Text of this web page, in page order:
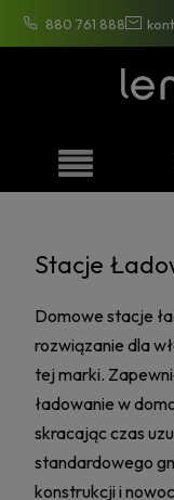
880 761 888
Stacje
Domowe stacje
rozwiązanie dla
tej marki.
ładowanie w
skracając czas
standardowego
konstrukcji i